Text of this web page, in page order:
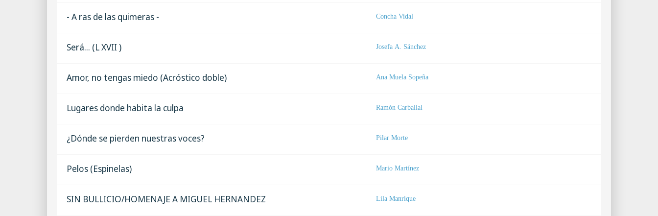
- A ras de las quimeras - Concha Vidal
Será... (L XVII ) Josefa A. Sánchez
Amor, no tengas miedo (Acróstico doble) Ana Muela Sopeña
Lugares donde habita la culpa Ramón Carballal
¿Dónde se pierden nuestras voces? Pilar Morte
Pelos (Espinelas) Mario Martínez
SIN BULLICIO/HOMENAJE A MIGUEL HERNANDEZ Lila Manrique